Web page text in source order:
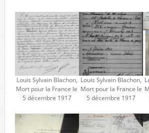
Louis Sylvain Blachon,
Mort pour la France le
5 décembre 1917
Louis Sylvain Blachon,
Mort pour la France le
5 décembre 1917